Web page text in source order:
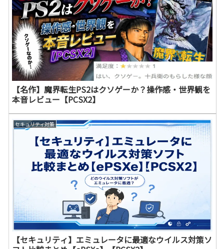
【名作】魔界転生PS2はクソゲーか？操作感・世界観を
本音レビュー【PCSX2】
セキュリティ対策
【セキュリティ】エミュレータに最適なウイルス対策ソ